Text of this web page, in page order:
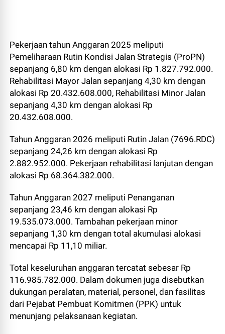
Pekerjaan tahun Anggaran 2025 meliputi
Pemeliharaan Rutin Kondisi Jalan Strategis (ProPN)
sepanjang 6,80 km dengan alokasi Rp 1.827.792.000.
Rehabilitasi Mayor Jalan sepanjang 4,30 km dengan
alokasi Rp 20.432.608.000, Rehabilitasi Minor Jalan
sepanjang 4,30 km dengan alokasi Rp
20.432.608.000.
Tahun Anggaran 2026 meliputi Rutin Jalan (7696.RDC)
sepanjang 24,26 km dengan alokasi Rp
2.882.952.000. Pekerjaan rehabilitasi lanjutan dengan
alokasi Rp 68.364.382.000.
Tahun Anggaran 2027 meliputi Penanganan
sepanjang 23,46 km dengan alokasi Rp
19.535.073.000. Tambahan pekerjaan minor
sepanjang 1,30 km dengan total akumulasi alokasi
mencapai Rp 11,10 miliar.
Total keseluruhan anggaran tercatat sebesar Rp
116.985.782.000. Dalam dokumen juga disebutkan
dukungan peralatan, material, personel, dan fasilitas
dari Pejabat Pembuat Komitmen (PPK) untuk
menunjang pelaksanaan kegiatan.